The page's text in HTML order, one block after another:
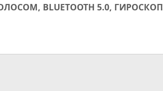
BLUETOOTH 5.0,